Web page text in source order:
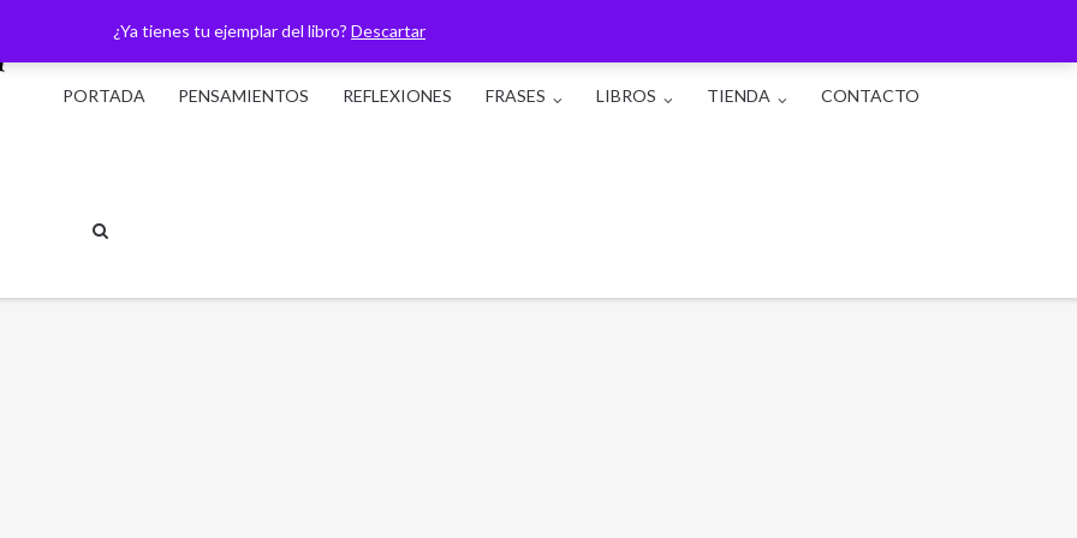
¿Ya tienes tu ejemplar del libro? Descartar
PORTADA
PENSAMIENTOS REFLEXIONES FRASES LIBROS TIENDA CONTACTO